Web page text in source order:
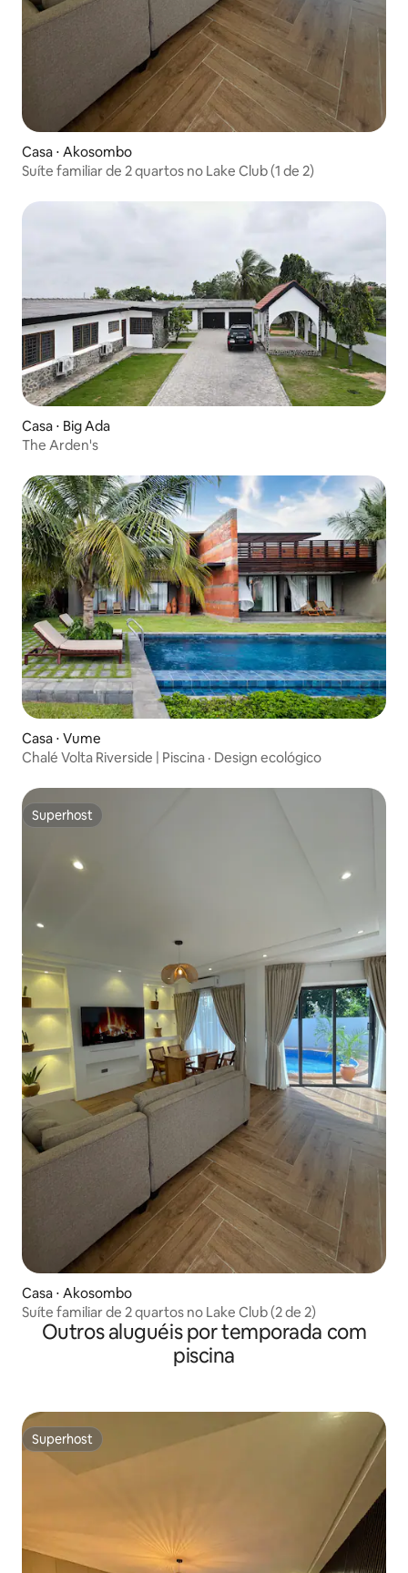
Casa ⋅ Akosombo
Suíte familiar de 2 quartos no Lake Club (1 de 2)
Casa ⋅ Big Ada
The Arden's
Casa ⋅ Vume
Chalé Volta Riverside | Piscina · Design ecológico
Superhost
Superhost
Casa ⋅ Akosombo
Suíte familiar de 2 quartos no Lake Club (2 de 2)
Outros aluguéis por temporada com
piscina
Superhost
Superhost